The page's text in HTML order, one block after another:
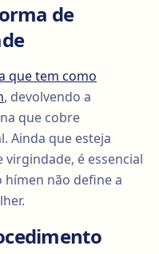
de
que tem como
, devolvendo a
que cobre
Ainda que esteja
é essencial
não define a